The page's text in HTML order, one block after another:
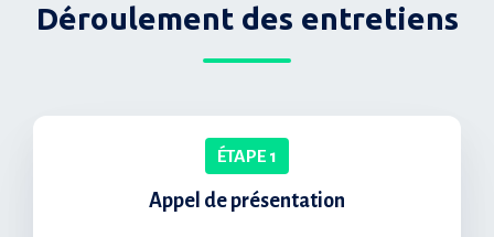
Déroulement des entretiens
ÉTAPE 1
Appel de présentation